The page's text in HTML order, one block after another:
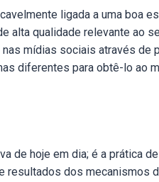
ligada a uma boa
alta qualidade relevante ao
mídias sociais através de
diferentes para obtê-lo ao
de hoje em dia; é a prática
resultados dos mecanismos